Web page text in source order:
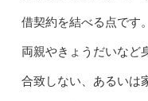
借契約を結べる点です。
両親やきょうだいなど
合致しない、あるいは